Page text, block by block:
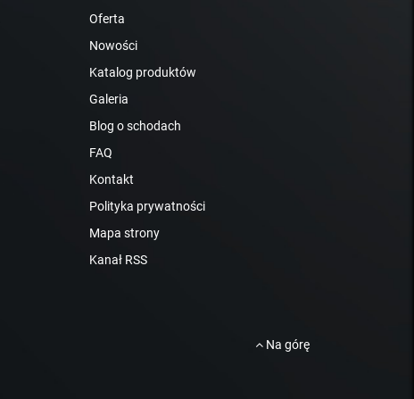
Oferta
Nowości
Katalog produktów
Galeria
Blog o schodach
FAQ
Kontakt
Polityka prywatności
Mapa strony
Kanał RSS
Na górę